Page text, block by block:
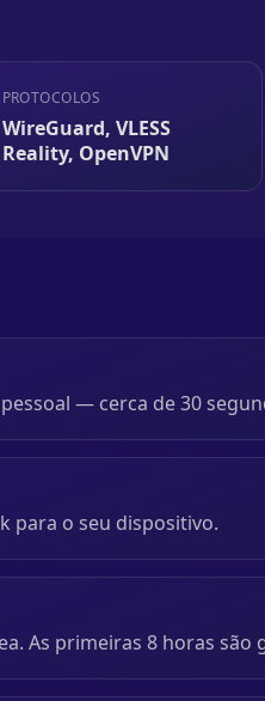
PROTOCOLOS
WireGuard, VLESS
Reality, OpenVPN
— cerca de 30
para o seu dispositivo.
As primeiras 8 horas são